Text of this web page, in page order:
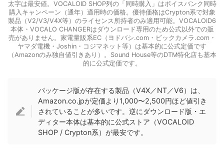
太字は最安値。VOCALOID SHOP列の「同時購入」はボイスバンク同時
購入キャンペーン（通年）適用時の価格。優待価格はCrypton系で対象
製品（V2/V3/V4X等）のライセンス所持者のみ適用可能。VOCALOID6
本体・VOCALO CHANGERはダウンロード専用のため公式以外での販
売がありません。家電量販系EC（ヨドバシ.com・ビックカメラ.com・
ヤマダ電機・Joshin・コジマネット等）は基本的に公式定価です
（Amazonのみ独自値引きあり）。Sound House等のDTM特化店も基本
的に公式定価です。
パッケージ版が存在する製品（V4X／NT／V6）は、
Amazon.co.jpが定価より1,000〜2,500円ほど値引き
されていることが多いです。逆にダウンロード版・エ
ディター本体は基本的に公式ストア（VOCALOID
SHOP / Crypton系）が最安です。